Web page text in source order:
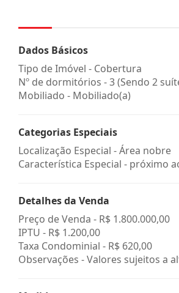
Dados Básicos
Tipo de Imóvel - Cobertura
Nº de dormitórios - 3 (Sendo 2
Mobiliado - Mobiliado(a)
Categorias Especiais
Localização Especial - Área nobre
Característica Especial - próximo
Detalhes da Venda
Preço de Venda - R$ 1.800.000,00
IPTU - R$ 1.200,00
Taxa Condominial - R$ 620,00
Observações - Valores sujeitos a